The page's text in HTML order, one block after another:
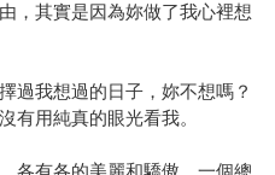
看到什麼樣的愛？我祖母並
吳淡如爬梳過去也對過去與
實用商學院：富有是一種選
，其實是因為妳做了我心裡想
過我想過的日子，妳不想嗎？
有用純真的眼光看我。